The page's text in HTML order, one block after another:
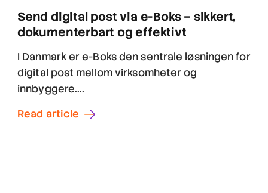
Send digital post via e-Boks – sikkert,
dokumenterbart og effektivt
I Danmark er e-Boks den sentrale løsningen for
digital post mellom virksomheter og
innbyggere....
Read article